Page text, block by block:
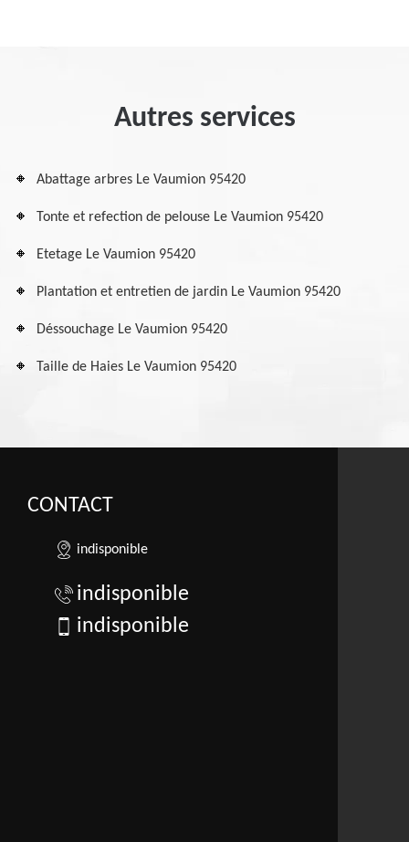
Autres services
Abattage arbres Le Vaumion 95420
Tonte et refection de pelouse Le Vaumion 95420
Etetage Le Vaumion 95420
Plantation et entretien de jardin Le Vaumion 95420
Déssouchage Le Vaumion 95420
Taille de Haies Le Vaumion 95420
CONTACT
indisponible
indisponible
indisponible